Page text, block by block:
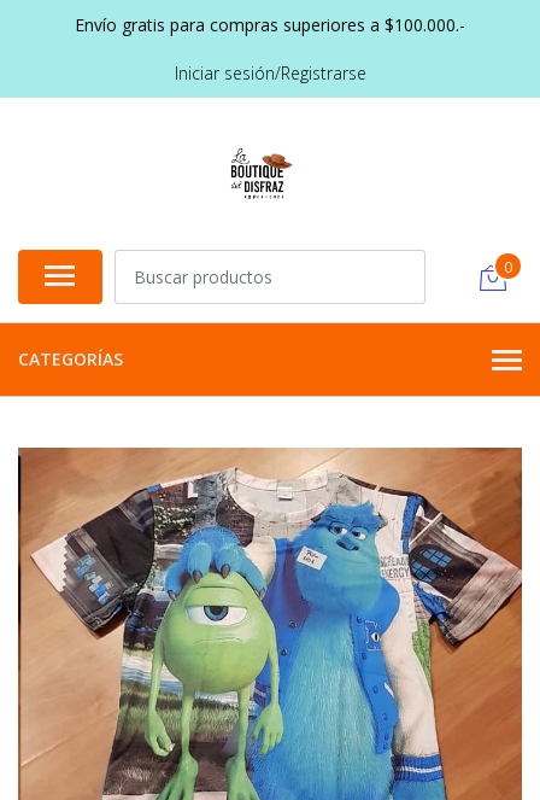
Envío gratis para compras superiores a $100.000.-
Iniciar sesión/Registrarse
0
CATEGORÍAS